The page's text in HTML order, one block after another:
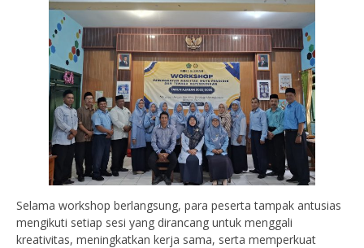
Selama workshop berlangsung, para peserta tampak antusias
mengikuti setiap sesi yang dirancang untuk menggali
kreativitas, meningkatkan kerja sama, serta memperkuat